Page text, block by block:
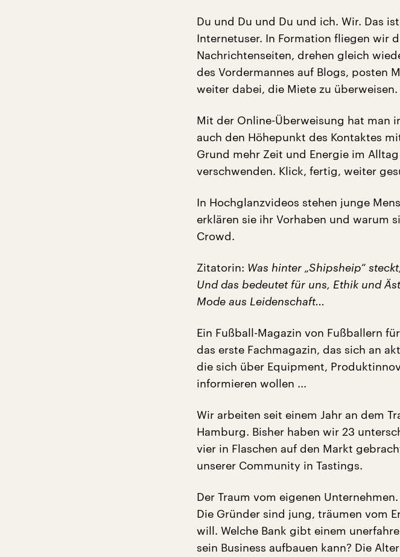
Du und Du und Du und ich. Wir. Das
Internetuser. In Formation fliegen wir
Nachrichtenseiten, drehen gleich
des Vordermannes auf Blogs, posten
weiter dabei, die Miete zu überweisen.
Mit der Online-Überweisung hat man
auch den Höhepunkt des Kontaktes
Grund mehr Zeit und Energie im
verschwenden. Klick, fertig, weiter
In Hochglanzvideos stehen junge
erklären sie ihr Vorhaben und warum
Crowd.
Zitatorin: Was hinter „Shipsheip“
Und das bedeutet für uns, Ethik und
Mode aus Leidenschaft...
Ein Fußball-Magazin von Fußballern
das erste Fachmagazin, das sich an
die sich über Equipment,
informieren wollen ...
Wir arbeiten seit einem Jahr an dem
Hamburg. Bisher haben wir 23
vier in Flaschen auf den Markt
unserer Community in Tastings.
Der Traum vom eigenen
Die Gründer sind jung, träumen vom
will. Welche Bank gibt einem
sein Business aufbauen kann? Die